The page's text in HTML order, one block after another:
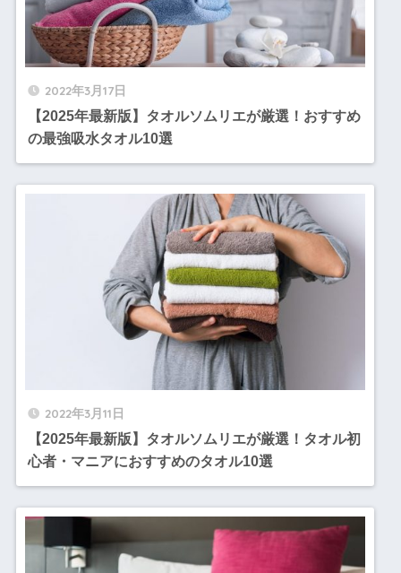
2022年3月17日
【2025年最新版】タオルソムリエが厳選！おすすめ
の最強吸水タオル10選
2022年3月11日
【2025年最新版】タオルソムリエが厳選！タオル初
心者・マニアにおすすめのタオル10選